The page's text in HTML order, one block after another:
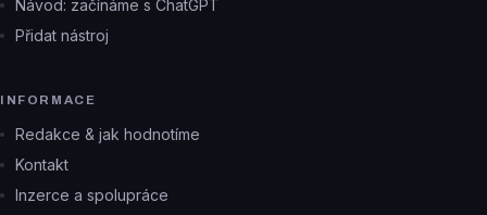
Návod: začínáme s ChatGPT
Přidat nástroj
INFORMACE
Redakce & jak hodnotíme
Kontakt
Inzerce a spolupráce